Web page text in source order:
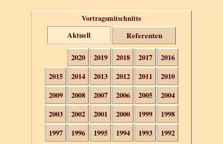
Vortragsmitschnitte
Aktuell Referenten
2020 2019 2018 2017
2016
2015
2014 2013 2012 2011
2010
2009
2008 2007 2006 2005
2004
2003
2002 2001 2000 1999
1998
1997
1996 1995 1994 1993 1992